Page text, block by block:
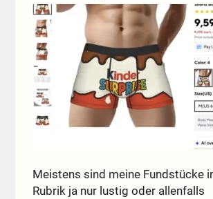
Meistens sind meine Fundstücke
Rubrik ja nur lustig oder allenfalls